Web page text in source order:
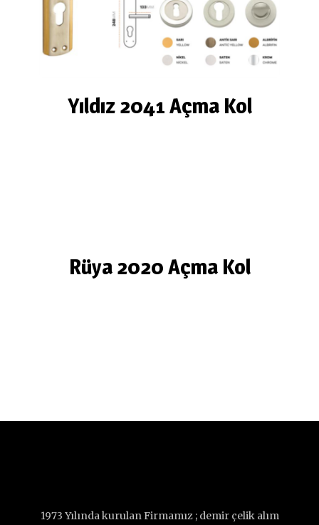
Yıldız 2041 Açma Kol
Rüya 2020 Açma Kol
1973 Yılında kurulan Firmamız ; demir çelik alım